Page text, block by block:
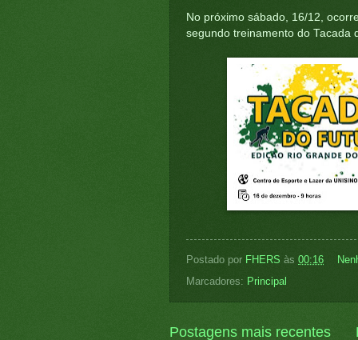
No próximo sábado, 16/12,
segundo treinamento do Tacada
Postado por FHERS às 00:16
Marcadores: Principal
Postagens mais recentes